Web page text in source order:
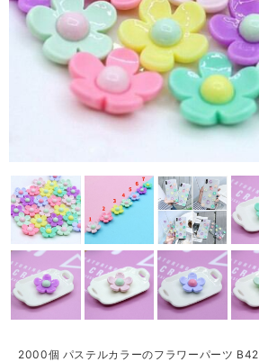
2000個 パステルカラーのフラワーパーツ B42